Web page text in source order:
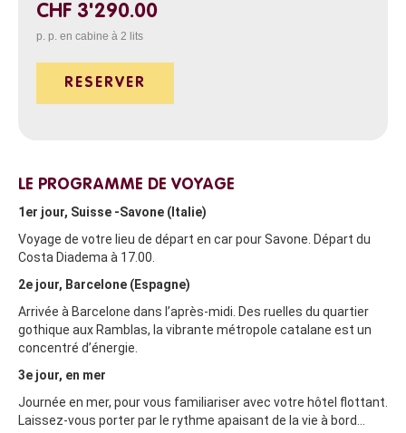
CHF 3'290.00
p. p. en cabine à 2 lits
RESERVER
LE PROGRAMME DE VOYAGE
1er jour, Suisse -Savone (Italie)
Voyage de votre lieu de départ en car pour Savone. Départ du
Costa Diadema à 17.00.
2e jour, Barcelone (Espagne)
Arrivée à Barcelone dans l’après-midi. Des ruelles du quartier
gothique aux Ramblas, la vibrante métropole catalane est un
concentré d’énergie.
3e jour, en mer
Journée en mer, pour vous familiariser avec votre hôtel flottant.
Laissez-vous porter par le rythme apaisant de la vie à bord...